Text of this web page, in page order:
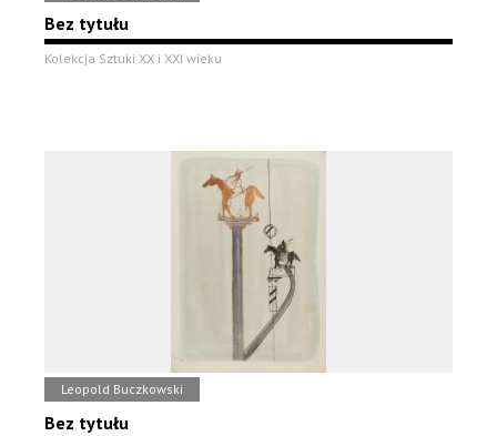
Bez tytułu
Kolekcja Sztuki XX i XXI wieku
Leopold Buczkowski
Bez tytułu